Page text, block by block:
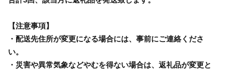
【注意事項】
・配送先住所が変更になる場合には、事前にご連絡くださ
い。
・災害や異常気象などやむを得ない場合は、返礼品が変更と